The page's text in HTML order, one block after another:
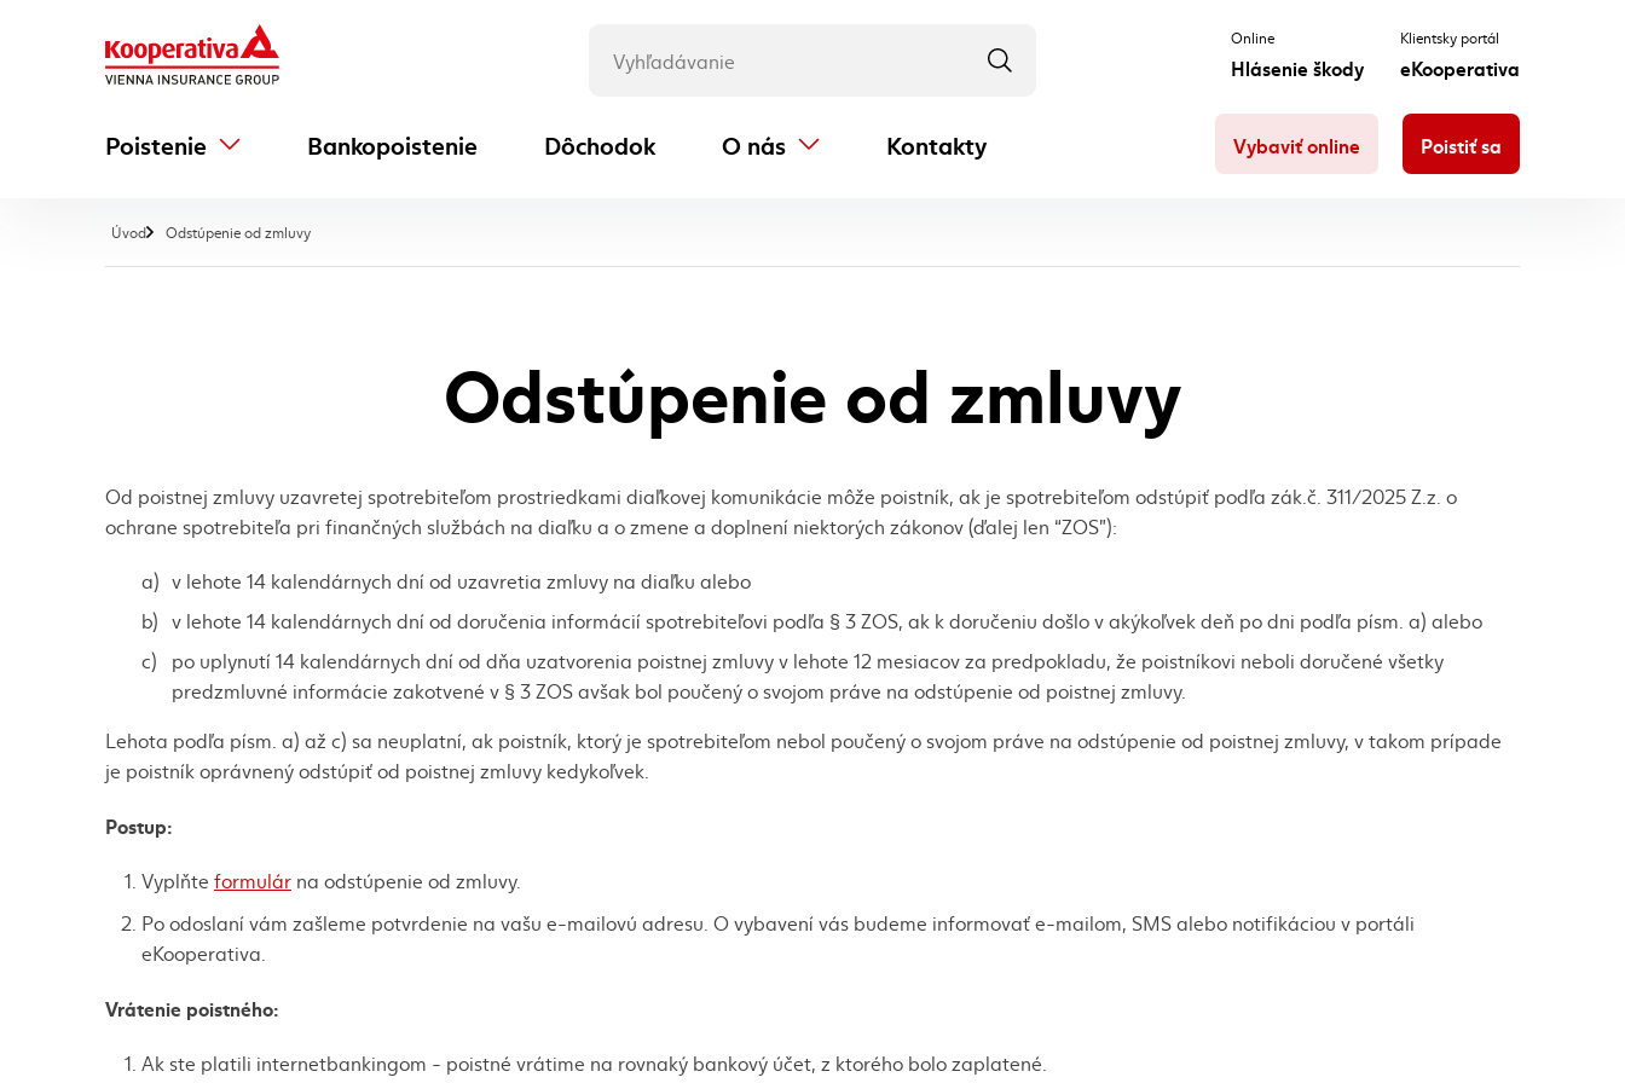
Online
Hlásenie škody
Klientsky portál
eKooperativa
Poistenie Bankopoistenie Dôchodok
(externý odkaz) O nás Kontakty Vybaviť online Poistiť sa
Úvod Odstúpenie od zmluvy, aktuálna stránka
Odstúpenie od zmluvy
Od poistnej zmluvy uzavretej spotrebiteľom prostriedkami diaľkovej komunikácie môže poistník, ak je spotrebiteľom odstúpiť podľa zák.č. 311/2025 Z.z. o
ochrane spotrebiteľa pri finančných službách na diaľku a o zmene a doplnení niektorých zákonov (ďalej len “ZOS”):
a) v lehote 14 kalendárnych dní od uzavretia zmluvy na diaľku alebo
b) v lehote 14 kalendárnych dní od doručenia informácií spotrebiteľovi podľa § 3 ZOS, ak k doručeniu došlo v akýkoľvek deň po dni podľa písm. a) alebo
c)
po uplynutí 14 kalendárnych dní od dňa uzatvorenia poistnej zmluvy v lehote 12 mesiacov za predpokladu, že poistníkovi neboli doručené všetky
predzmluvné informácie zakotvené v § 3 ZOS avšak bol poučený o svojom práve na odstúpenie od poistnej zmluvy.
Lehota podľa písm. a) až c) sa neuplatní, ak poistník, ktorý je spotrebiteľom nebol poučený o svojom práve na odstúpenie od poistnej zmluvy, v takom prípade
je poistník oprávnený odstúpiť od poistnej zmluvy kedykoľvek.
Postup:
Vyplňte formulár na odstúpenie od zmluvy.
Po odoslaní vám zašleme potvrdenie na vašu e-mailovú adresu. O vybavení vás budeme informovať e-mailom, SMS alebo notifikáciou v portáli
eKooperativa.
Vrátenie poistného:
Ak ste platili internetbankingom - poistné vrátime na rovnaký bankový účet, z ktorého bolo zaplatené.